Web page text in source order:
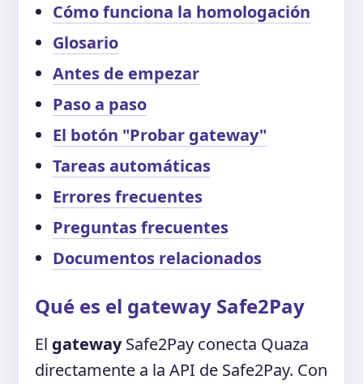
Cómo funciona la homologación
Glosario
Antes de empezar
Paso a paso
El botón "Probar gateway"
Tareas automáticas
Errores frecuentes
Preguntas frecuentes
Documentos relacionados
Qué es el gateway Safe2Pay
El gatewaySafe2Pay conecta Quaza
directamente a la API de Safe2Pay. Con